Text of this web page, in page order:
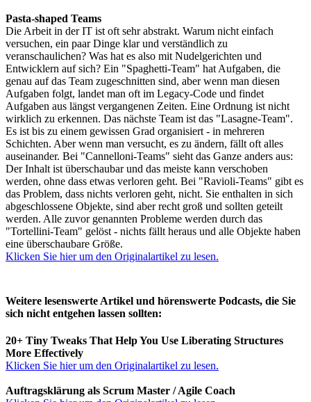
Pasta-shaped Teams
Die Arbeit in der IT ist oft sehr abstrakt. Warum nicht einfach
versuchen, ein paar Dinge klar und verständlich zu
veranschaulichen? Was hat es also mit Nudelgerichten und
Entwicklern auf sich? Ein "Spaghetti-Team" hat Aufgaben, die
genau auf das Team zugeschnitten sind, aber wenn man diesen
Aufgaben folgt, landet man oft im Legacy-Code und findet
Aufgaben aus längst vergangenen Zeiten. Eine Ordnung ist nicht
wirklich zu erkennen. Das nächste Team ist das "Lasagne-Team".
Es ist bis zu einem gewissen Grad organisiert - in mehreren
Schichten. Aber wenn man versucht, es zu ändern, fällt oft alles
auseinander. Bei "Cannelloni-Teams" sieht das Ganze anders aus:
Der Inhalt ist überschaubar und das meiste kann verschoben
werden, ohne dass etwas verloren geht. Bei "Ravioli-Teams" gibt es
das Problem, dass nichts verloren geht, nicht. Sie enthalten in sich
abgeschlossene Objekte, sind aber recht groß und sollten geteilt
werden. Alle zuvor genannten Probleme werden durch das
"Tortellini-Team" gelöst - nichts fällt heraus und alle Objekte haben
eine überschaubare Größe.
Klicken Sie hier um den Originalartikel zu lesen.
Weitere lesenswerte Artikel und hörenswerte Podcasts, die Sie
sich nicht entgehen lassen sollten:
20+ Tiny Tweaks That Help You Use Liberating Structures
More Effectively
Klicken Sie hier um den Originalartikel zu lesen.
Auftragsklärung als Scrum Master / Agile Coach